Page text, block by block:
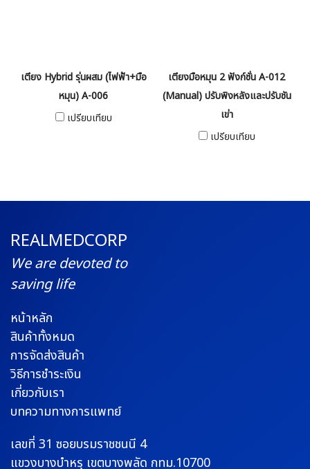
เตียง Hybrid รุ่นผสม (ไฟฟ้า+มือ
หมุน) A-006
เปรียบเทียบ
เตียงมือหมุน 2 ฟังก์ชั่น A-012
(Manual) ปรับพิงหลังและปรับชัน
เข่า
เปรียบเทียบ
REALMEDCORP
We are devoted to
saving life
หน้าหลัก
สินค้าทั้งหมด
การจัดส่งสินค้า
วิธีการชำระเงิน
เกี่ยวกับเรา
บทความทางการแพทย์
เลขที่ 31 ซอยบรมราชชนนี 4
แขวงบางบำหรุ เขตบางพลัด กทม.10700